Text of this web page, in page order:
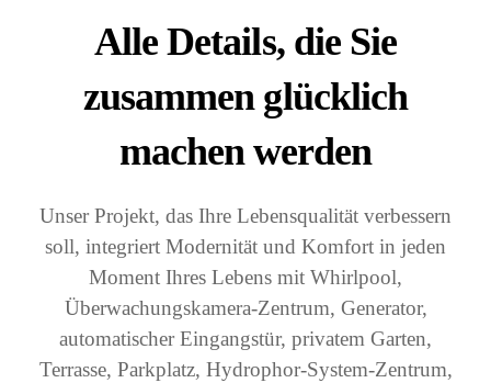
Alle Details, die Sie
zusammen glücklich
machen werden
Unser Projekt, das Ihre Lebensqualität verbessern
soll, integriert Modernität und Komfort in jeden
Moment Ihres Lebens mit Whirlpool,
Überwachungskamera-Zentrum, Generator,
automatischer Eingangstür, privatem Garten,
Terrasse, Parkplatz, Hydrophor-System-Zentrum,